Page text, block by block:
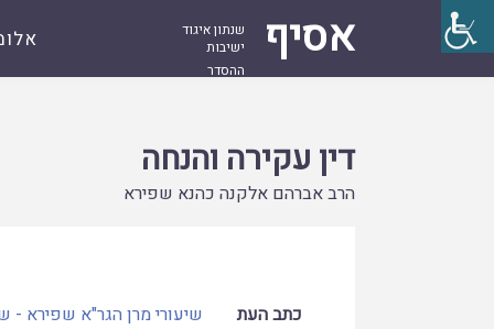
אסיף
שנתון איגוד
ישיבות
ההסדר
דין עקירה והנחה
הרב אברהם אלקנה כהנא שפירא
כתב העת
שיעורי מרן הגר"א שפירא -